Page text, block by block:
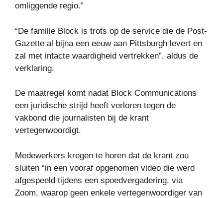
omliggende regio.”
“De familie Block is trots op de service die de Post-
Gazette al bijna een eeuw aan Pittsburgh levert en
zal met intacte waardigheid vertrekken”, aldus de
verklaring.
De maatregel komt nadat Block Communications
een juridische strijd heeft verloren tegen de
vakbond die journalisten bij de krant
vertegenwoordigt.
Medewerkers kregen te horen dat de krant zou
sluiten “in een vooraf opgenomen video die werd
afgespeeld tijdens een spoedvergadering, via
Zoom, waarop geen enkele vertegenwoordiger van